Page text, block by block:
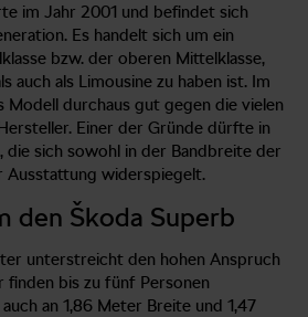
im Jahr 2001 und befindet sich
Es handelt sich um ein
bzw. der oberen Mittelklasse,
auch als Limousine zu haben ist. Im
Modell durchaus gut gegen die vielen
Einer der Gründe dürfte in
die sich sowohl in der Bandbreite der
Ausstattung widerspiegelt.
den Škoda Superb
unterstreicht den hohen Anspruch
finden bis zu fünf Personen
an 1,86 Meter Breite und 1,47